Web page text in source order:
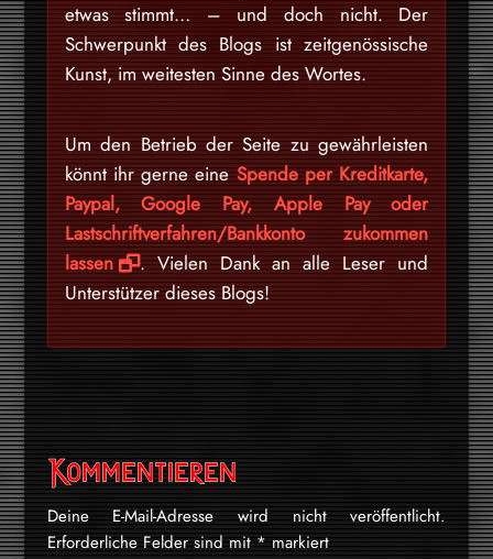
etwas stimmt… – und doch nicht. Der
Schwerpunkt des Blogs ist zeitgenössische
Kunst, im weitesten Sinne des Wortes.
Um den Betrieb der Seite zu gewährleisten
könnt ihr gerne eine Spende per Kreditkarte,
Paypal, Google Pay, Apple Pay oder
Lastschriftverfahren/Bankkonto zukommen
lassen
. Vielen Dank an alle Leser und
Unterstützer dieses Blogs!
Kommentieren
Deine E-Mail-Adresse wird nicht veröffentlicht.
Erforderliche Felder sind mit*markiert